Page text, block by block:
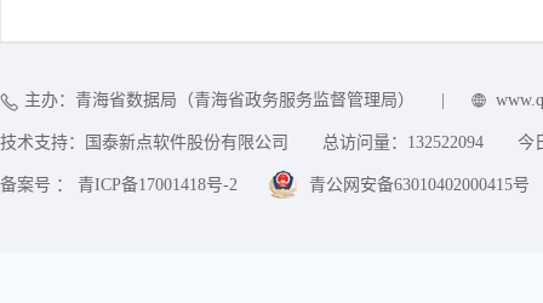
主办：青海省数据局（青海省政务服务监督管理局）
技术支持：国泰新点软件股份有限公司 总访问量： 132522094 今
备案号 ： 青ICP备17001418号-2 青公网安备63010402000415号